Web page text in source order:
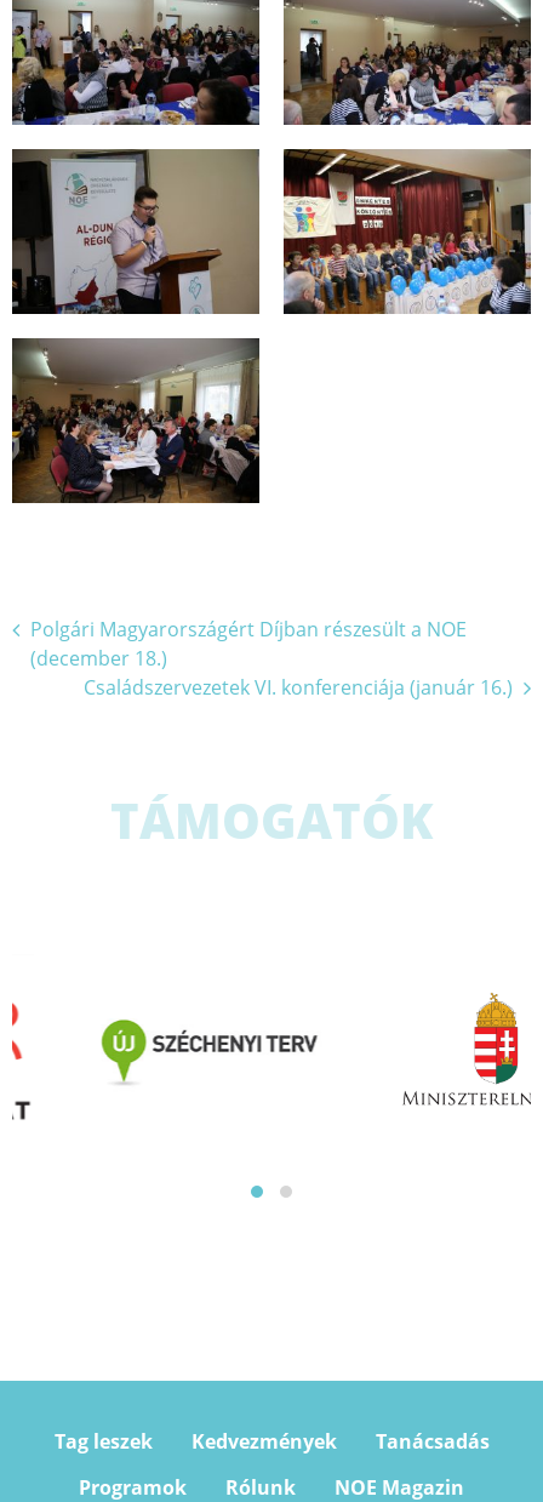
Bejegyzés
navigáció
Polgári Magyarországért Díjban részesült a NOE
(december 18.)
Családszervezetek VI. konferenciája (január 16.)
TÁMOGATÓK
Tag leszek Kedvezmények
Tanácsadás
Programok
Rólunk
NOE Magazin